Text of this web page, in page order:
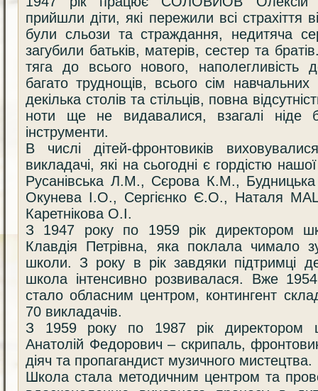
прийшли діти, які пережили всі страхіття
були сльози та страждання, недитяча
загубили батьків, матерів, сестер та
тяга до всього нового, наполегливість
багато труднощів, всього сім навчальних
декілька столів та стільців, повна
ноти ще не видавалися, взагалі ніде
інструменти.
В числі дітей-фронтовиків
викладачі, які на сьогодні є гордістю
Русанівська Л.М., Сєрова К.М.,
Окунева І.О., Сергієнко Є.О., Наталя
Каретнікова О.І.
З 1947 року по 1959 рік директором
Клавдія Петрівна, яка поклала чимало
школи. З року в рік завдяки підтримці
школа інтенсивно розвивалася. Вже
стало обласним центром, контингент
70 викладачів.
З 1959 року по 1987 рік директором
Анатолій Федорович – скрипаль,
діяч та пропагандист музичного мистецтва.
Школа стала методичним центром та